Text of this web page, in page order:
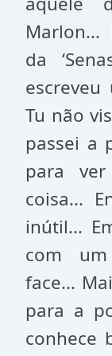
da
Tu não
passei a
para
coisa...
inútil...
com
face...
para a
conhece